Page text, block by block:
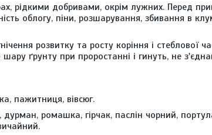
рідкими добривами, окрім лужних. Перед
облогу, піни, розшарування, збивання в
розвитку та росту коріння і стеблової
ґрунту при проростанні і гинуть, не
пажитниця, вівсюг.
ромашка, гірчак, паслін чорний,